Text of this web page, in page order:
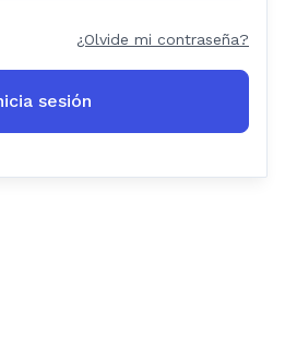
¿Olvide mi contraseña?